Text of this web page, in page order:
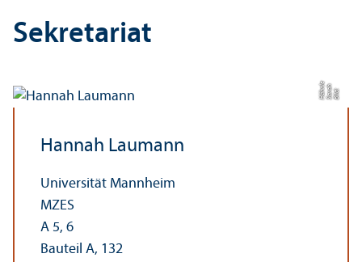
Sekretariat
Bil
d:
S
a
r
a
hH
ä
h
nl
e
Hannah Laumann
Universität Mannheim
MZES
A 5, 6
Bauteil A, 132